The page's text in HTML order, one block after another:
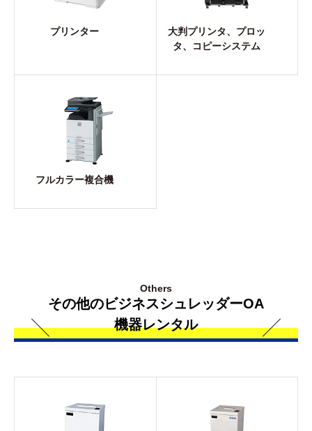
プリンター
大判プリンタ、プロッ
タ、コピーシステム
フルカラー複合機
Others
その他のビジネスシュレッダーOA
機器レンタル